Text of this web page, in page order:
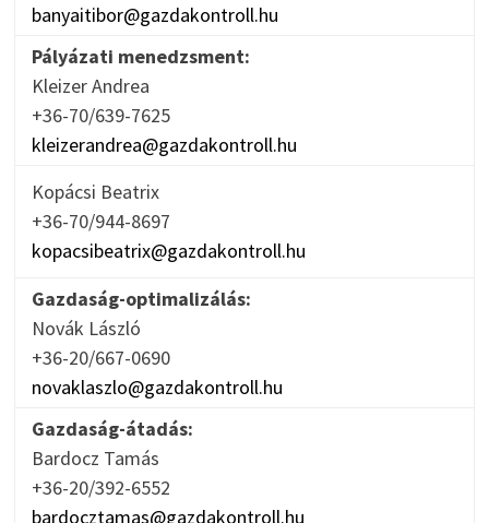
banyaitibor@gazdakontroll.hu
Pályázati menedzsment:
Kleizer Andrea
+36-70/639-7625
kleizerandrea@gazdakontroll.hu
Kopácsi Beatrix
+36-70/944-8697
kopacsibeatrix@gazdakontroll.hu
Gazdaság-optimalizálás:
Novák László
+36-20/667-0690
novaklaszlo@gazdakontroll.hu
Gazdaság-átadás:
Bardocz Tamás
+36-20/392-6552
bardocztamas@gazdakontroll.hu